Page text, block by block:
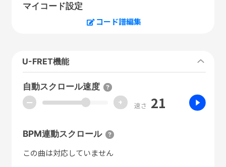
マイコード設定
コード譜編集
U-FRET機能
自動スクロール速度
ー + 速さ 21
BPM連動スクロール
この曲は対応していません